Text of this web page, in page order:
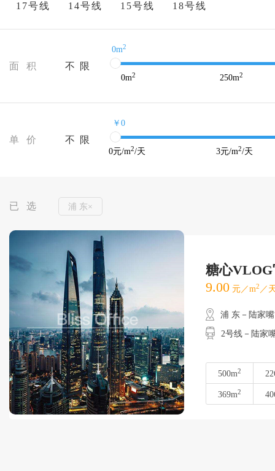
17号线 14号线 15号线 18号线
面 积 不 限
0m2
0m2 250m2
单 价 不 限
￥0
0元/m2/天 3元/m2/天
已 选 浦 东×
糖心
9.00 元／m2 ／
浦 东－陆家嘴
2号线－陆家嘴
500m2
369m2